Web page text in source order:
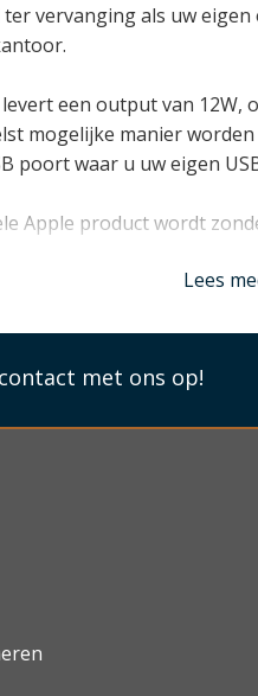
ter vervanging als uw
een output van 12W,
mogelijke manier
poort waar u uw eigen
Apple product wordt
Lees
Lees
met ons op!